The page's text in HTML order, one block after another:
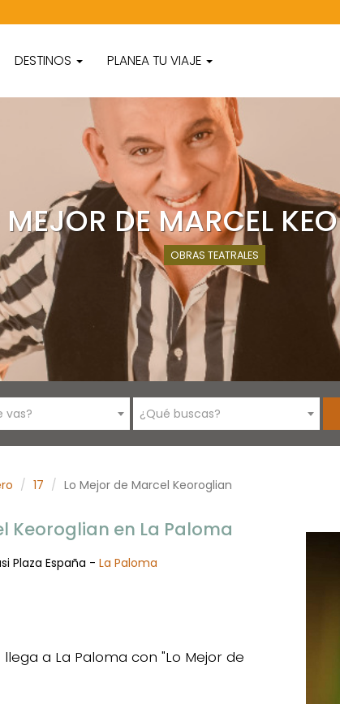
DESTINOS PLANEA TU VIAJE
MEJOR DE MARCEL
OBRAS TEATRALES
vas? ¿Qué buscas?
17 Lo Mejor de Marcel Keoroglian
Keoroglian en La Paloma
Plaza España - La Paloma
a La Paloma con "Lo Mejor de